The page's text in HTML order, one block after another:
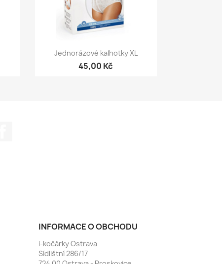
Rychlý náhled
Jednorázové kalhotky XL
45,00 Kč
INFORMACE O OBCHODU
i-kočárky Ostrava
Sídlištní 286/17